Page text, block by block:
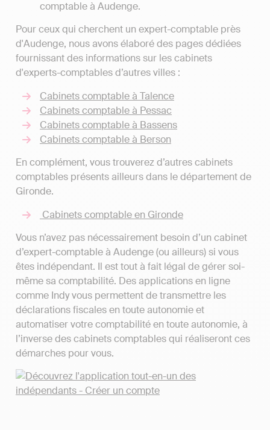
comptable à Audenge.
Pour ceux qui cherchent un expert-comptable près
d'Audenge, nous avons élaboré des pages dédiées
fournissant des informations sur les cabinets
d'experts-comptables d’autres villes :
Cabinets comptable à Talence
Cabinets comptable à Pessac
Cabinets comptable à Bassens
Cabinets comptable à Berson
En complément, vous trouverez d’autres cabinets
comptables présents ailleurs dans le département de
Gironde.
Cabinets comptable en Gironde
Vous n’avez pas nécessairement besoin d’un cabinet
d’expert-comptable à Audenge (ou ailleurs) si vous
êtes indépendant. Il est tout à fait légal de gérer soi-
même sa comptabilité. Des applications en ligne
comme Indy vous permettent de transmettre les
déclarations fiscales en toute autonomie et
automatiser votre comptabilité en toute autonomie, à
l’inverse des cabinets comptables qui réaliseront ces
démarches pour vous.